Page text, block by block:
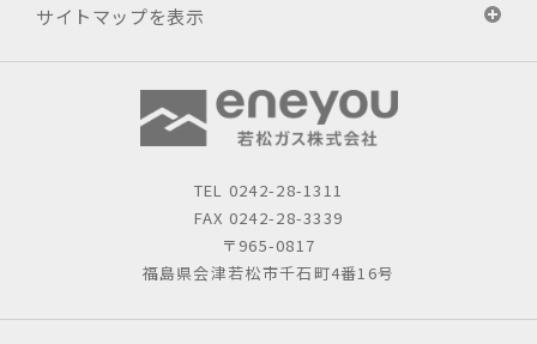
サイトマップを表示
TEL 0242-28-1311
FAX 0242-28-3339
〒965-0817
福島県会津若松市千石町4番16号